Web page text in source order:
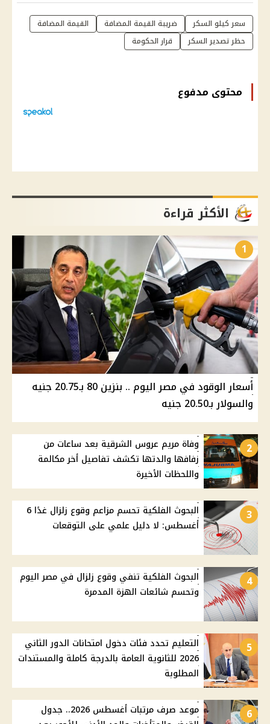
سعر كيلو السكر ضريبة القيمة المضافة
القيمة المضافة
حظر تصدير السكر
قرار الحكومة
محتوى مدفوع
الأكثر قراءة
1
أسعار الوقود في مصر اليوم .. بنزين 80 بـ20.75 جنيه
والسولار بـ20.50 جنيه
2
وفاة مريم عروس الشرقية بعد ساعات من
زفافها والدتها تكشف تفاصيل أخر مكالمة
واللحظات الأخيرة
3
البحوث الفلكية تحسم مزاعم وقوع زلزال غدًا 6
أغسطس: لا دليل علمي على التوقعات
4
البحوث الفلكية تنفي وقوع زلزال في مصر اليوم
وتحسم شائعات الهزة المدمرة
5
التعليم تحدد فئات دخول امتحانات الدور الثاني
2026 للثانوية العامة بالدرجة كاملة والمستندات
المطلوبة
6
موعد صرف مرتبات أغسطس 2026.. جدول